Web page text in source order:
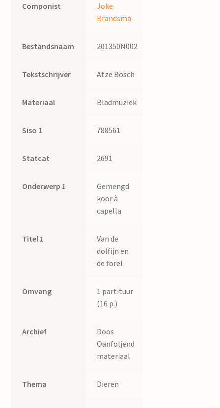
quantity
Componist
Joke
Brandsma
Bestandsnaam 201350N002
Tekstschrijver Atze Bosch
Materiaal Bladmuziek
Siso 1 788561
Statcat 2691
Onderwerp 1
Gemengd
koor à
capella
Titel 1
Van de
dolfijn en
de forel
Omvang
1 partituur
(16 p.)
Archief
Doos
Oanfoljend
materiaal
Thema Dieren